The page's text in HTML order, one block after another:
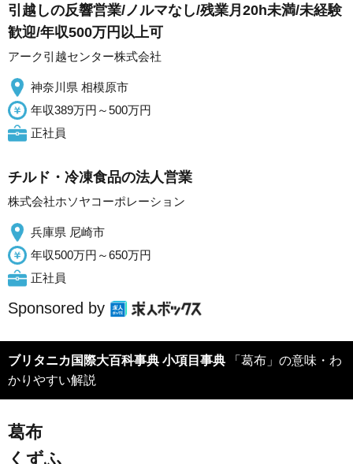
引越しの反響営業/ノルマなし/残業月20h未満/未経験
歓迎/年収500万円以上可
アーク引越センター株式会社
神奈川県 相模原市
年収389万円～500万円
正社員
チルド・冷凍食品の法人営業
株式会社ホソヤコーポレーション
兵庫県 尼崎市
年収500万円～650万円
正社員
Sponsored by
ブリタニカ国際大百科事典 小項目事典
かりやすい解説
葛布
くずふ